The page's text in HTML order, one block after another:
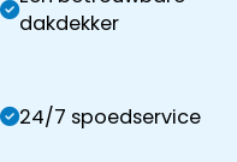
dakdekker
24/7 spoedservice